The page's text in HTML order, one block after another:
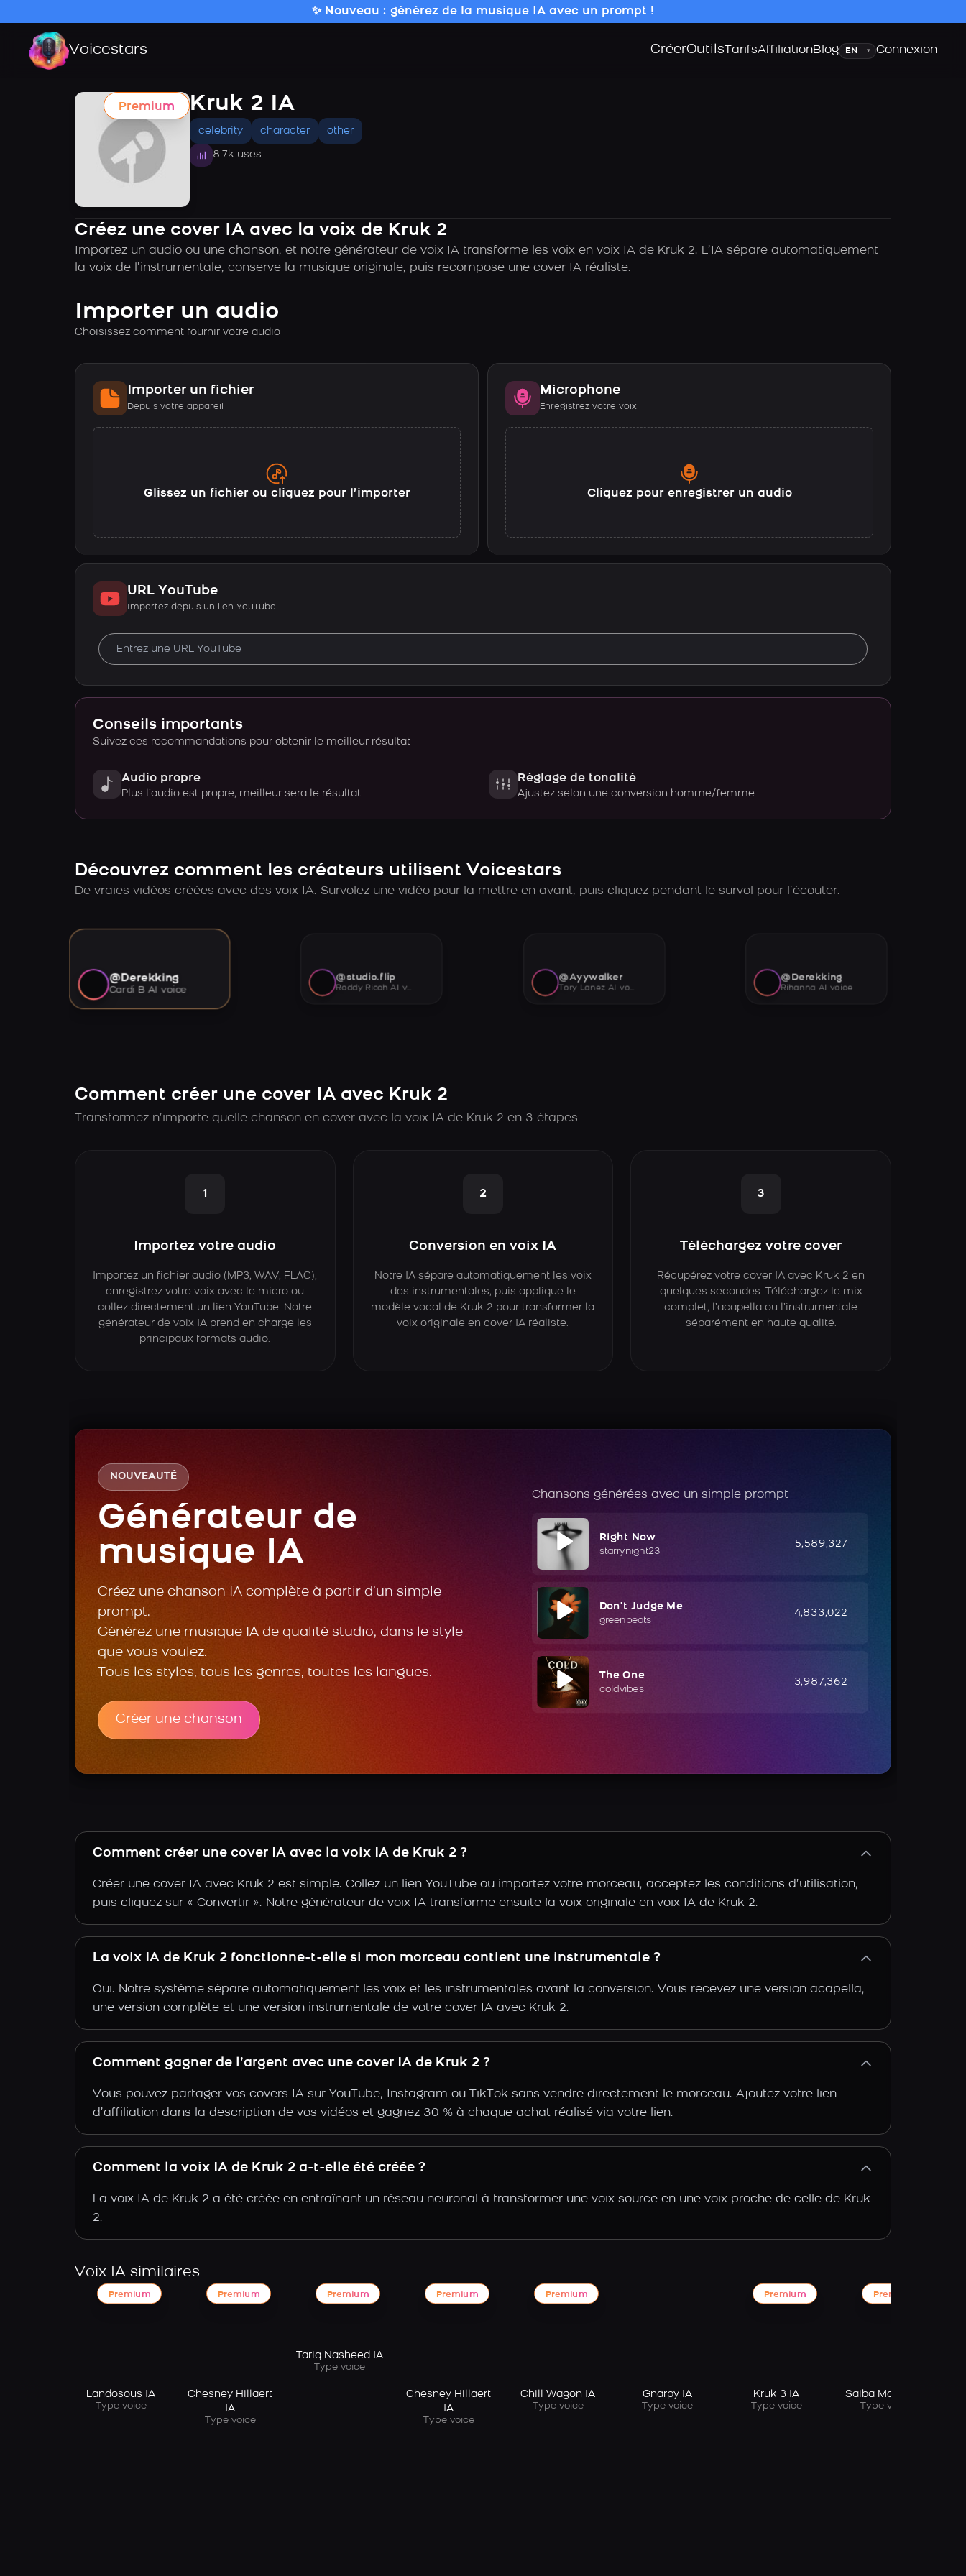
✨ Nouveau : générez de la musique IA avec un prompt !
Voicestars CréerOutils TarifsAffiliationBlogLangue
▾ Connexion
Premium Kruk 2 IA
celebrity character other
8.7k uses
Créez une cover IA avec la voix de Kruk 2
Importez un audio ou une chanson, et notre générateur de voix IA transforme les voix en voix IA de Kruk 2. L’IA sépare automatiquement
la voix de l’instrumentale, conserve la musique originale, puis recompose une cover IA réaliste.
Importer un audio
Choisissez comment fournir votre audio
Importer un fichier
Depuis votre appareil
Glissez un fichier ou cliquez pour l’importer
Microphone
Enregistrez votre voix
Cliquez pour enregistrer un audio
URL YouTube
Importez depuis un lien YouTube
Conseils importants
Suivez ces recommandations pour obtenir le meilleur résultat
Audio propre
Plus l’audio est propre, meilleur sera le résultat
Réglage de tonalité
Ajustez selon une conversion homme/femme
Découvrez comment les créateurs utilisent Voicestars
De vraies vidéos créées avec des voix IA. Survolez une vidéo pour la mettre en avant, puis cliquez pendant le survol pour l’écouter.
@Derekking
Cardi B AI voice
@studio.flip
Roddy Ricch AI voice
@Ayywalker
Tory Lanez AI voice
@Derekking
Rihanna AI voice
Comment créer une cover IA avec Kruk 2
Transformez n’importe quelle chanson en cover avec la voix IA de Kruk 2 en 3 étapes
1
Importez votre audio
Importez un fichier audio (MP3, WAV, FLAC),
enregistrez votre voix avec le micro ou
collez directement un lien YouTube. Notre
générateur de voix IA prend en charge les
principaux formats audio.
2
Conversion en voix IA
Notre IA sépare automatiquement les voix
des instrumentales, puis applique le
modèle vocal de Kruk 2 pour transformer la
voix originale en cover IA réaliste.
3
Téléchargez votre cover
Récupérez votre cover IA avec Kruk 2 en
quelques secondes. Téléchargez le mix
complet, l’acapella ou l’instrumentale
séparément en haute qualité.
NOUVEAUTÉ
Générateur de
musique IA
Créez une chanson IA complète à partir d’un simple
prompt.
Générez une musique IA de qualité studio, dans le style
que vous voulez.
Tous les styles, tous les genres, toutes les langues.
Créer une chanson
Chansons générées avec un simple prompt
Right Now
starrynight23
5,589,327
Don't Judge Me
greenbeats
4,833,022
The One
coldvibes
3,987,362
Comment créer une cover IA avec la voix IA de Kruk 2 ?
Créer une cover IA avec Kruk 2 est simple. Collez un lien YouTube ou importez votre morceau, acceptez les conditions d’utilisation,
puis cliquez sur « Convertir ». Notre générateur de voix IA transforme ensuite la voix originale en voix IA de Kruk 2.
La voix IA de Kruk 2 fonctionne-t-elle si mon morceau contient une instrumentale ?
Oui. Notre système sépare automatiquement les voix et les instrumentales avant la conversion. Vous recevez une version acapella,
une version complète et une version instrumentale de votre cover IA avec Kruk 2.
Comment gagner de l’argent avec une cover IA de Kruk 2 ?
Vous pouvez partager vos covers IA sur YouTube, Instagram ou TikTok sans vendre directement le morceau. Ajoutez votre lien
d’affiliation dans la description de vos vidéos et gagnez 30 % à chaque achat réalisé via votre lien.
Comment la voix IA de Kruk 2 a-t-elle été créée ?
La voix IA de Kruk 2 a été créée en entraînant un réseau neuronal à transformer une voix source en une voix proche de celle de Kruk
2.
Voix IA similaires
Premium
Landosous IA
Type voice
Premium
Chesney Hillaert
IA
Type voice
Premium
Tariq Nasheed IA
Type voice
Premium
Chesney Hillaert
IA
Type voice
Premium
Chill Wagon IA
Type voice
Gnarpy IA
Type voice
Premium
Kruk 3 IA
Type voice
Premium
Saiba Momoi IA
Type voice